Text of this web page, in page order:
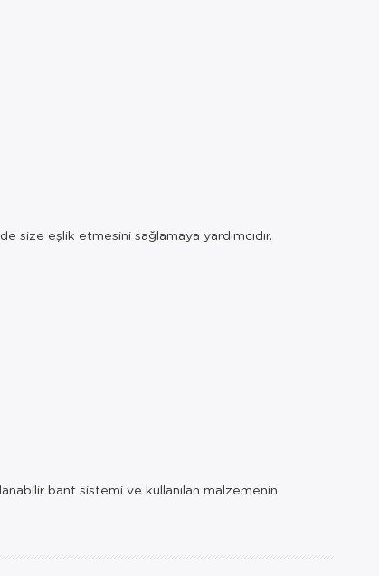
size eşlik etmesini sağlamaya yardımcıdır.
bant sistemi ve kullanılan malzemenin